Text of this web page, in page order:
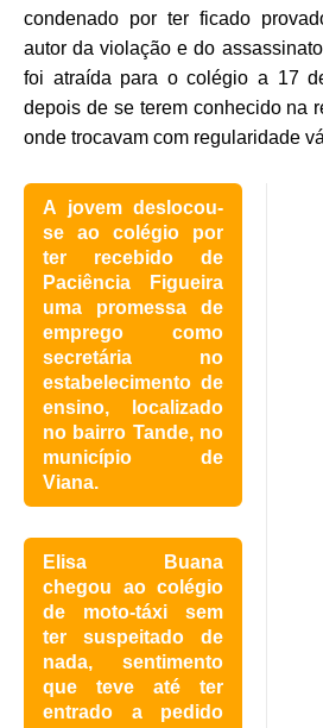
condenado por ter ficado
autor da violação e do
foi atraída para o colégio a 17
depois de se terem conhecido na
onde trocavam com regularidade
A jovem deslocou-
se ao colégio por
ter recebido de
Paciência Figueira
uma promessa de
emprego como
secretária no
estabelecimento de
ensino, localizado
no bairro Tande, no
município de
Viana.
Elisa Buana
chegou ao colégio
de moto-táxi sem
ter suspeitado de
nada, sentimento
que teve até ter
entrado a pedido